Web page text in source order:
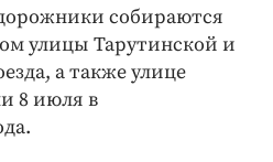
собираются
улицы Тарутинской и
а также улице
8 июля в